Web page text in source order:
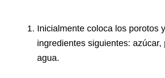
Inicialmente coloca los porotos
ingredientes siguientes:
agua.